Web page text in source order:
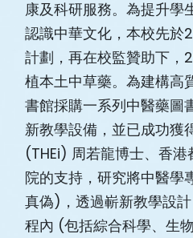
康及科研服務。為提升學
認識中華文化，本校先於
計劃，再在校監贊助下
植本土中草藥。為建構高
書館採購一系列中醫藥圖
新教學設備，並已成功獲
(THEi) 周若龍博士、香
院的支持，研究將中醫學
真偽)，透過嶄新教學設
程內 (包括綜合科學、生